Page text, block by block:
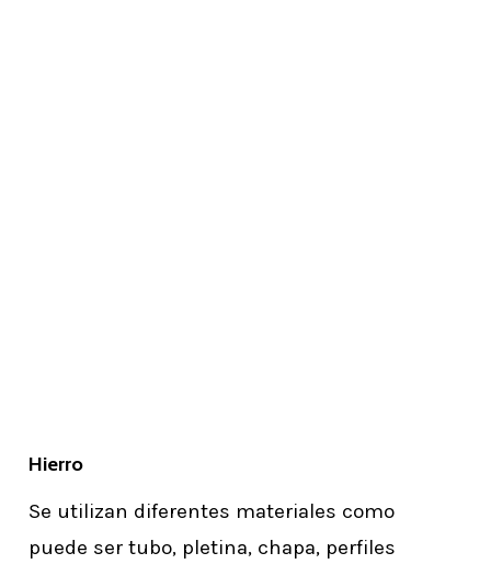
Hierro
Se utilizan diferentes materiales como
puede ser tubo, pletina, chapa, perfiles